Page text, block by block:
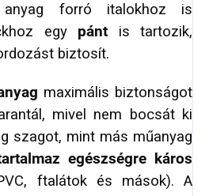
anyag forró italokhoz is
egy pánt is tartozik,
biztosít.
maximális biztonságot
mivel nem bocsát ki
szagot, mint más műanyag
egészségre káros
ftalátok és mások). A